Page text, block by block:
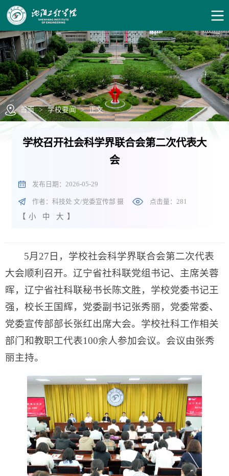
首页 > 学校要闻 > 正文
学校召开社会科学界联合会第二次代表大
会
发布日期：2026-05-29
作者：科技处 文/党委宣传部 摄 点击量： 281
【 小 中 大 】
5月27日，学校社会科学界联合会第二次代表
大会顺利召开。辽宁省社科联党组书记、主席关蓉
晖，辽宁省社科联秘书长陈文胜，学校党委书记王
强，校长王国辉，党委副书记张秀丽，党委常委、
党委宣传部部长张红出席大会。学校社科工作相关
部门和教职工代表100余人参加会议。会议由张秀
丽主持。